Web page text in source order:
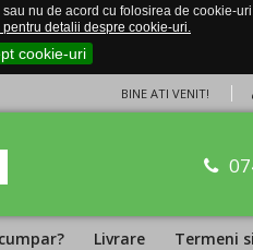
nu de acord cu folosirea de cookie-
detalii despre cookie-uri.
cookie-uri
BINE ATI VENIT!
Livrare Termeni